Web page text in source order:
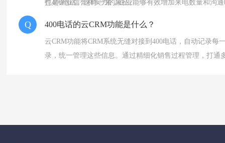
也是企业信誉和实力的象征。
打400电话。这样一来，企业能够有效增加来电数量和沟
Q 400电话的云CRM功能是什么？
云CRM功能将CRM系统无缝对接到400电话，自动记录
录，统一管理这些信息。通过精细化销售过程管理，打通